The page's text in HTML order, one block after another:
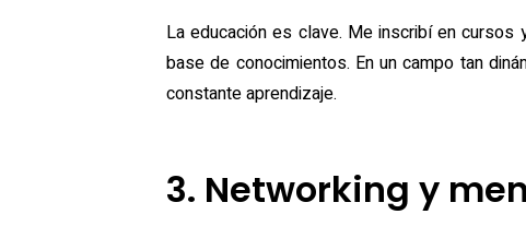
La educación es clave. Me inscribí en
base de conocimientos. En un campo tan
constante aprendizaje.
3. Networking y